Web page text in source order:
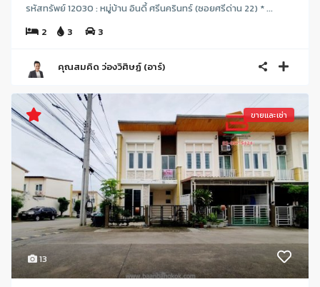
รหัสทรัพย์ 12030 : หมู่บ้าน อินดี้ ศรีนครินทร์ (ซอยศรีด่าน 22) * ...
2
3 3
คุณสมคิด ว่องวิศิษฏ์ (อาร์)
13
ขายและเช่า